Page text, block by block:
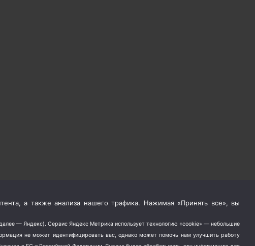
а также анализа нашего трафика. Нажимая «Принять все», вы
— Яндекс). Сервис Яндекс Метрика использует технологию «cookie» — небольшие
не может идентифицировать вас, однако может помочь нам улучшить работу